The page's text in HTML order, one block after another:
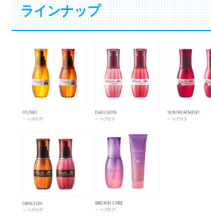
ラインナップ